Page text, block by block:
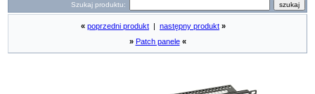
Szukaj produktu:
« poprzedni produkt następny produkt »
» Patch panele «